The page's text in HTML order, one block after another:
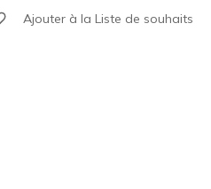
Ajouter à la Liste de souhaits